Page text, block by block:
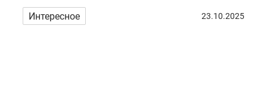
Интересное 23.10.2025